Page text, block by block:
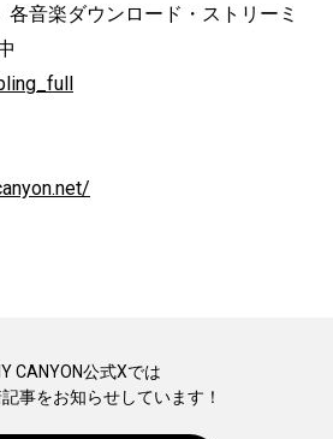
各音楽ダウンロード・ストリーミ
CANYON公式Xでは
事をお知らせしています！